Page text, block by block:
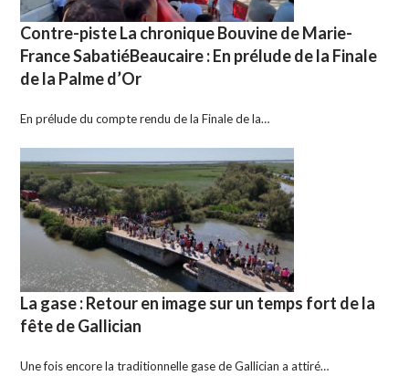
Contre-piste La chronique Bouvine de Marie-
France SabatiéBeaucaire : En prélude de la Finale
de la Palme d’Or
En prélude du compte rendu de la Finale de la…
La gase : Retour en image sur un temps fort de la
fête de Gallician
Une fois encore la traditionnelle gase de Gallician a attiré…